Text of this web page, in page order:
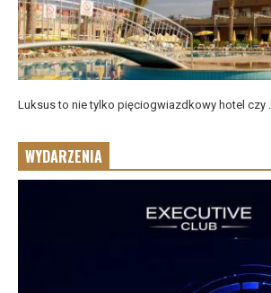
Luksus to nie tylko pięciogwiazdkowy hotel czy ...
WYDARZENIA